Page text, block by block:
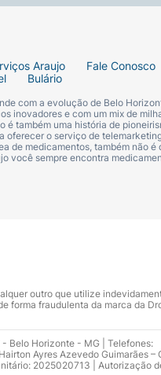
Araujo
Fale Conosco
Bulário
com a evolução de Belo
inovadores e com um mix de
é também uma história de
oferecer o serviço de
de medicamentos, também não é
você sempre encontra
outro que utilize
forma fraudulenta da marca da
Belo Horizonte - MG | Telefones:
Ayres Azevedo Guimarães –
2025020713 | Autorização